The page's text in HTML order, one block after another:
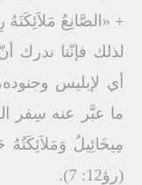
+ «الصَّانِعُ مَلاَئِكَتَهُ
لذلك فإنّنا ندرك
أي لإبليس
ما عبَّر عنه سِفر
مِيخَائِيلُ وَمَلاَئِكَتُهُ
(رؤ12: 7).